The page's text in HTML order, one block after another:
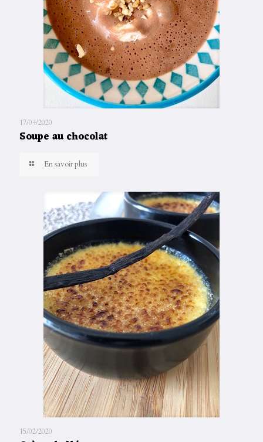
17/04/2020
Soupe au chocolat
En savoir plus
15/02/2020